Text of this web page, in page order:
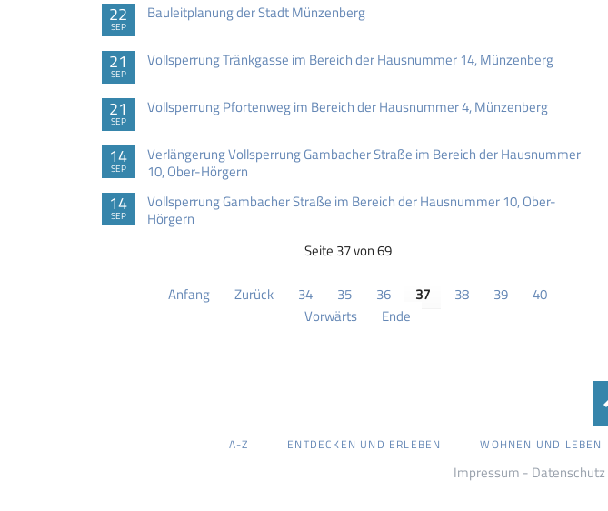
22
SEP
Bauleitplanung der Stadt Münzenberg
21
SEP
Vollsperrung Tränkgasse im Bereich der Hausnummer 14, Münzenberg
21
SEP
Vollsperrung Pfortenweg im Bereich der Hausnummer 4, Münzenberg
14
SEP
Verlängerung Vollsperrung Gambacher Straße im Bereich der Hausnummer
10, Ober-Hörgern
14
SEP
Vollsperrung Gambacher Straße im Bereich der Hausnummer 10, Ober-
Hörgern
Seite 37 von 69
Anfang Zurück 34 35 36 37 38 39
40
Vorwärts
Ende
ÜBERSPRINGEN
A-Z ENTDECKEN UND ERLEBEN WOHNEN UND LEBEN
Impressum - Datenschutz